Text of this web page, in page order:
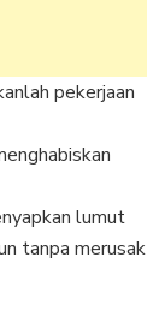
pekerjaan
lumut
tanpa merusak